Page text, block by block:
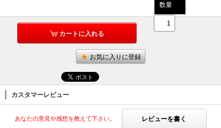
数量
カートに入れる
お気に入りに登録
カスタマーレビュー
あなたの意見や感想を教えて下さい。 レビューを書く